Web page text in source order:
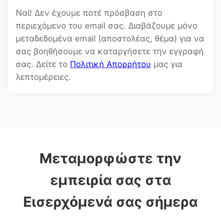
Ναί! Δεν έχουμε ποτέ πρόσβαση στο
περιεχόμενο του email σας. Διαβάζουμε μόνο
μεταδεδομένα email (αποστολέας, θέμα) για να
σας βοηθήσουμε να καταργήσετε την εγγραφή
σας. Δείτε το Πολιτική Απορρήτου μας για
λεπτομέρειες.
Μεταμορφώστε την
εμπειρία σας στα
Εισερχόμενά σας σήμερα